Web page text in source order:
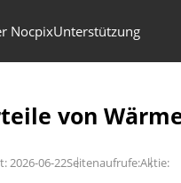
NocpixUnterstützung
von
2026-06-22Seitenaufrufe:Aktie: